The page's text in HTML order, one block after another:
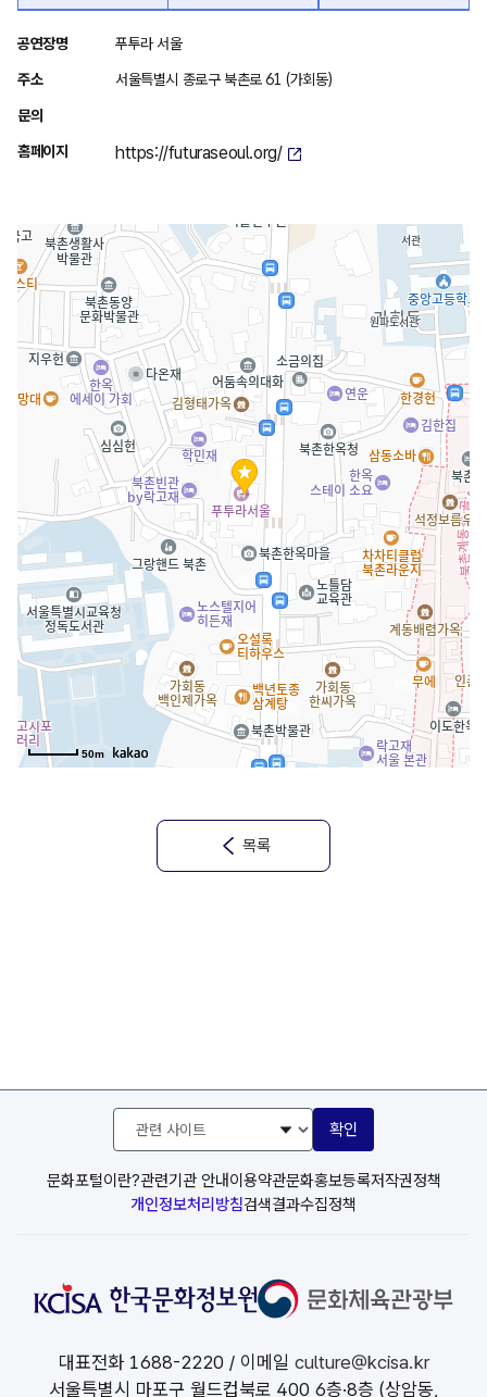
위
치
안
공연장명 푸투라 서울
주소 서울특별시 종로구 북촌로 61 (가회동)
문의
홈페이지 https://futuraseoul.org/
50m
목록
문화포털이란?관련기관 안내이용약관문화홍보등록저작권정책
개인정보처리방침검색결과수집정책
관
사
이
트
확인
대표전화 1688-2220 / 이메일 culture@kcisa.kr
서울특별시 마포구 월드컵북로 400 6층·8층 (상암동,